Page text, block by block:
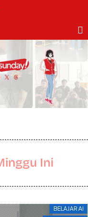
Ini
BELAJAR AI